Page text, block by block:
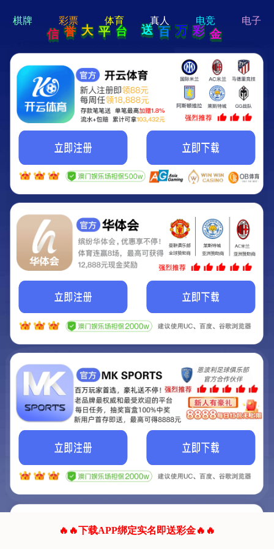
hi 💗
Hey Guys!
我们即将上线啦...
我们的网站正在建设.
它将是非常棒的网站.
联系我们!